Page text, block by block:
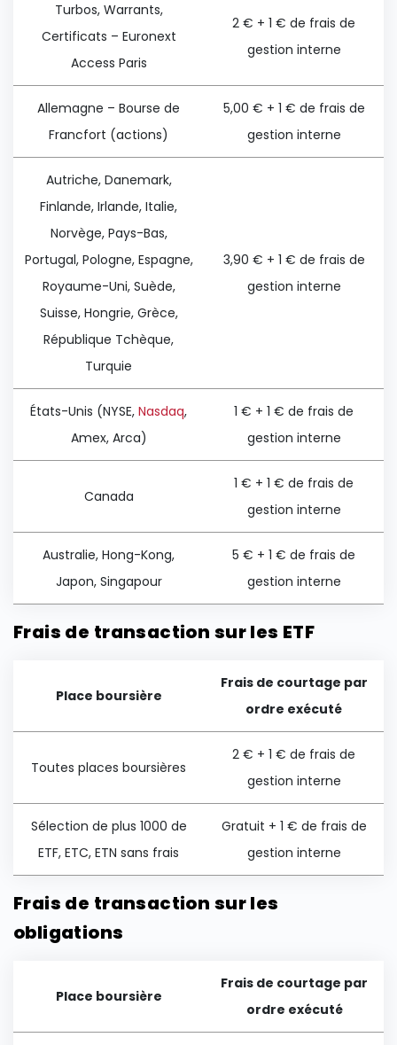
Turbos, Warrants,
Certificats – Euronext
Access Paris
2 € + 1 € de frais de
gestion interne
Allemagne – Bourse de
Francfort (actions)
5,00 € + 1 € de frais de
gestion interne
Autriche, Danemark,
Finlande, Irlande, Italie,
Norvège, Pays-Bas,
Portugal, Pologne, Espagne,
Royaume-Uni, Suède,
Suisse, Hongrie, Grèce,
République Tchèque,
Turquie
3,90 € + 1 € de frais de
gestion interne
États-Unis (NYSE, Nasdaq,
Amex, Arca)
1 € + 1 € de frais de
gestion interne
Canada
1 € + 1 € de frais de
gestion interne
Australie, Hong-Kong,
Japon, Singapour
5 € + 1 € de frais de
gestion interne
Frais de transaction sur les ETF
Place boursière
Frais de courtage par
ordre exécuté
Toutes places boursières
2 € + 1 € de frais de
gestion interne
Sélection de plus 1000 de
ETF, ETC, ETN sans frais
Gratuit + 1 € de frais de
gestion interne
Frais de transaction sur les
obligations
Place boursière
Frais de courtage par
ordre exécuté